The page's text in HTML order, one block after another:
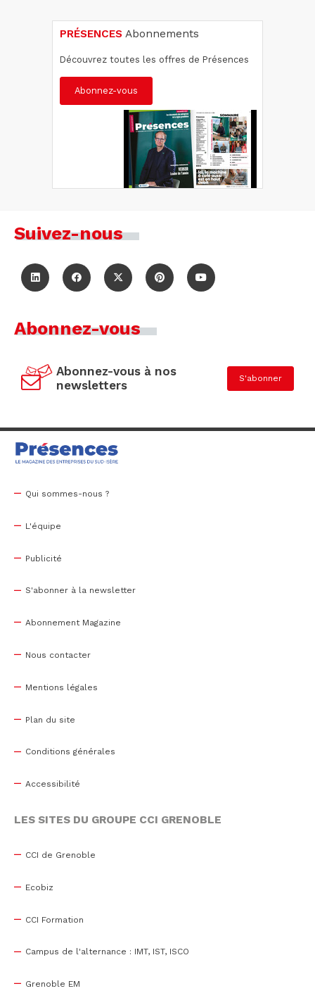
PRÉSENCES Abonnements
Découvrez toutes les offres de Présences
Abonnez-vous
Suivez-nous
Abonnez-vous
Abonnez-vous à nos
newsletters
S'abonner
Qui sommes-nous ?
L'équipe
Publicité
S'abonner à la newsletter
Abonnement Magazine
Nous contacter
Mentions légales
Plan du site
Conditions générales
Accessibilité
LES SITES DU GROUPE CCI GRENOBLE
CCI de Grenoble
Ecobiz
CCI Formation
Campus de l'alternance : IMT, IST, ISCO
Grenoble EM